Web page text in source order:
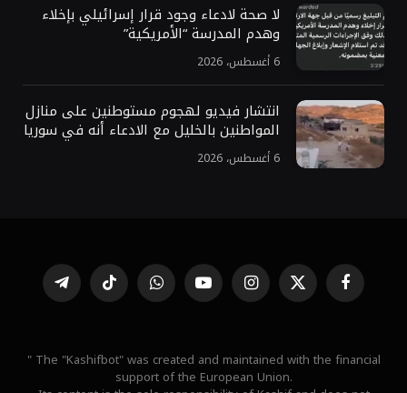
لا صحة لادعاء وجود قرار إسرائيلي بإخلاء
وهدم المدرسة “الأمريكية”
6 أغسطس، 2026
انتشار فيديو لهجوم مستوطنين على منازل
المواطنين بالخليل مع الادعاء أنه في سوريا
6 أغسطس، 2026
فيسبوك X
(Twitter)
الانستغراميوتيوب واتساب تيكتوك تيلقرام
" The "Kashifbot" was created and maintained with the financial
support of the European Union.